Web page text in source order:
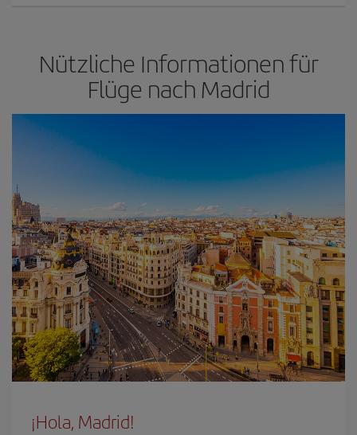
Nützliche Informationen für
Flüge nach Madrid
¡Hola, Madrid!